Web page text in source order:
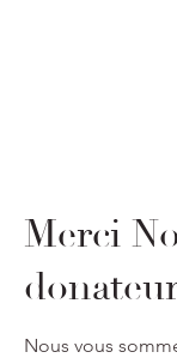
Merci
Nous vous